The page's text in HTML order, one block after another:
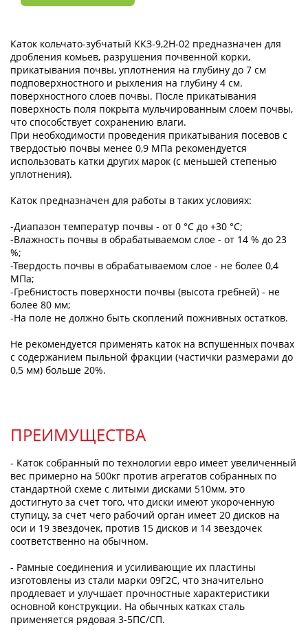
Каток кольчато-зубчатый ККЗ-9,2Н-02 предназначен для
дробления комьев, разрушения почвенной корки,
прикатывания почвы, уплотнения на глубину до 7 см
подповерхностного и рыхления на глубину 4 см.
поверхностного слоев почвы. После прикатывания
поверхность поля покрыта мульчированным слоем почвы,
что способствует сохранению влаги.
При необходимости проведения прикатывания посевов с
твердостью почвы менее 0,9 МПа рекомендуется
использовать катки других марок (с меньшей степенью
уплотнения).
Каток предназначен для работы в таких условиях:
-Диапазон температур почвы - от 0 °С до +30 °С;
-Влажность почвы в обрабатываемом слое - от 14 % до 23
%;
-Твердость почвы в обрабатываемом слое - не более 0,4
МПа;
-Гребнистость поверхности почвы (высота гребней) - не
более 80 мм;
-На поле не должно быть скоплений пожнивных остатков.
Не рекомендуется применять каток на вспушенных почвах
с содержанием пыльной фракции (частички размерами до
0,5 мм) больше 20%.
ПРЕИМУЩЕСТВА
- Каток собранный по технологии евро имеет увеличенный
вес примерно на 500кг против агрегатов собранных по
стандартной схеме с литыми дисками 510мм, это
достигнуто за счет того, что диски имеют укороченную
ступицу, за счет чего рабочий орган имеет 20 дисков на
оси и 19 звездочек, против 15 дисков и 14 звездочек
соответственно на обычном.
- Рамные соединения и усиливающие их пластины
изготовлены из стали марки 09Г2С, что значительно
продлевает и улучшает прочностные характеристики
основной конструкции. На обычных катках сталь
применяется рядовая 3-5ПС/СП.